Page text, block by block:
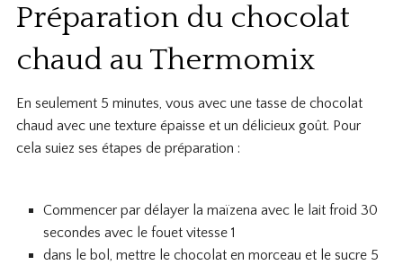
Préparation du chocolat
chaud au Thermomix
En seulement 5 minutes, vous avec une tasse de chocolat
chaud avec une texture épaisse et un délicieux goût. Pour
cela suiez ses étapes de préparation :
Commencer par délayer la maïzena avec le lait froid 30
secondes avec le fouet vitesse 1
dans le bol, mettre le chocolat en morceau et le sucre 5